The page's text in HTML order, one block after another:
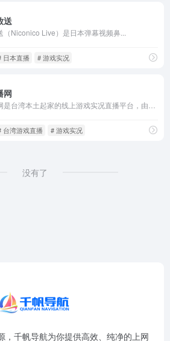
送
（Niconico Live）是日本弹幕视频鼻...
日本直播 # 游戏实况
网
台湾游戏直播 # 游戏实况
没有了
，千帆导航为你提供高效、纯净的上网